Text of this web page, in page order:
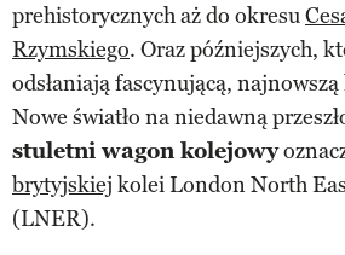
prehistorycznych aż do okresu
Rzymskiego. Oraz późniejszych,
odsłaniają fascynującą,
Nowe światło na niedawną
stuletni wagon kolejowy
brytyjskiej kolei London North
(LNER).